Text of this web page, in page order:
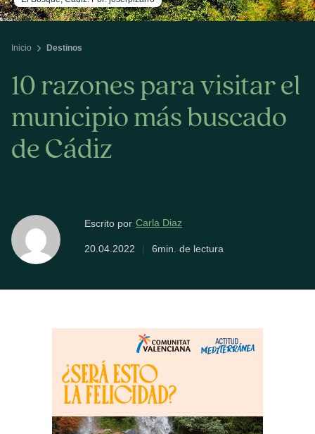
Inicio Destinos
10 razones para visitar el
municipio más buscado
de Cádiz
Escrito por Carla Diaz
20.04.2022 | 6min. de lectura